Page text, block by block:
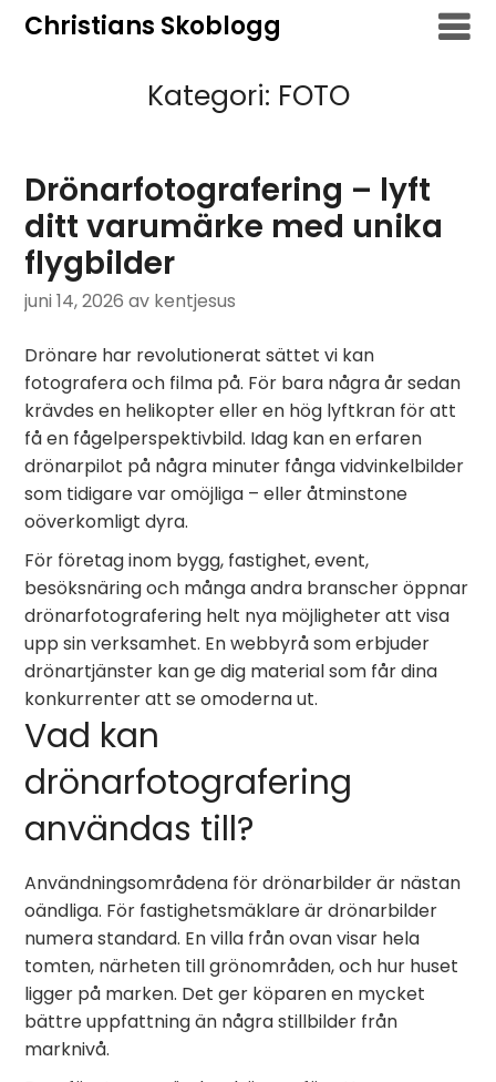
HoppaChristians Skoblogg
Kategori: FOTO
Drönarfotografering – lyft
ditt varumärke med unika
flygbilder
juni 14, 2026 av kentjesus
Drönare har revolutionerat sättet vi kan
fotografera och filma på. För bara några år sedan
krävdes en helikopter eller en hög lyftkran för att
få en fågelperspektivbild. Idag kan en erfaren
drönarpilot på några minuter fånga vidvinkelbilder
som tidigare var omöjliga – eller åtminstone
oöverkomligt dyra.
För företag inom bygg, fastighet, event,
besöksnäring och många andra branscher öppnar
drönarfotografering helt nya möjligheter att visa
upp sin verksamhet. En webbyrå som erbjuder
drönartjänster kan ge dig material som får dina
konkurrenter att se omoderna ut.
Vad kan
drönarfotografering
användas till?
Användningsområdena för drönarbilder är nästan
oändliga. För fastighetsmäklare är drönarbilder
numera standard. En villa från ovan visar hela
tomten, närheten till grönområden, och hur huset
ligger på marken. Det ger köparen en mycket
bättre uppfattning än några stillbilder från
marknivå.